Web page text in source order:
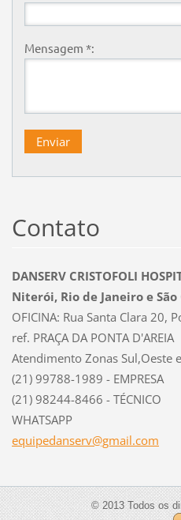
Mensagem *:
Contato
DANSERV CRISTOFOLI
Niterói, Rio de Janeiro e São
OFICINA: Rua Santa Clara 20,
ref. PRAÇA DA PONTA D'AREIA
Atendimento Zonas Sul,Oeste
(21) 99788-1989 - EMPRESA
(21) 98244-8466 - TÉCNICO
WHATSAPP
equipedanserv@gmail.com
© 2013 Todos os